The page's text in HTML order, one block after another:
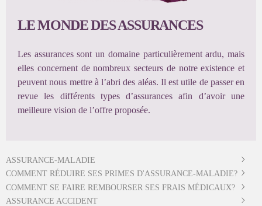
LE MONDE DES ASSURANCES
Les assurances sont un domaine particulièrement ardu, mais
elles concernent de nombreux secteurs de notre existence et
peuvent nous mettre à l’abri des aléas. Il est utile de passer en
revue les différents types d’assurances afin d’avoir une
meilleure vision de l’offre proposée.
ASSURANCE-MALADIE
COMMENT RÉDUIRE SES PRIMES D'ASSURANCE-MALADIE?
COMMENT SE FAIRE REMBOURSER SES FRAIS MÉDICAUX?
ASSURANCE ACCIDENT